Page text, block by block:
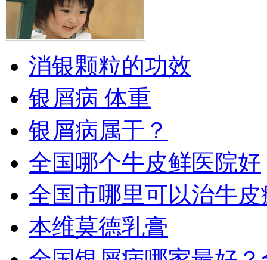
消银颗粒的功效
银屑病 体重
银屑病属于？
全国哪个牛皮鲜医院好
全国市哪里可以治牛皮
本维莫德乳膏